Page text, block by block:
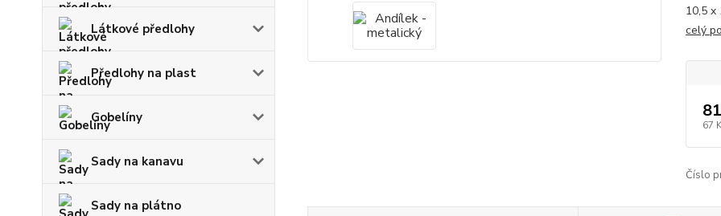
Látkové předlohy
Předlohy na plast
Gobelíny
Sady na kanavu
Sady na plátno
10,5 x
celý
67
Číslo